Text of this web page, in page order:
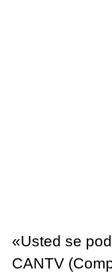
«Usted se
CANTV